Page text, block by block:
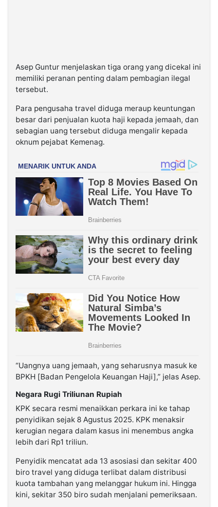
Asep Guntur menjelaskan tiga orang yang dicekal ini
memiliki peranan penting dalam pembagian ilegal
tersebut.
Para pengusaha travel diduga meraup keuntungan
besar dari penjualan kuota haji kepada jemaah, dan
sebagian uang tersebut diduga mengalir kepada
oknum pejabat Kemenag.
“Uangnya uang jemaah, yang seharusnya masuk ke
BPKH [Badan Pengelola Keuangan Haji],” jelas Asep.
Negara Rugi Triliunan Rupiah
KPK secara resmi menaikkan perkara ini ke tahap
penyidikan sejak 8 Agustus 2025. KPK menaksir
kerugian negara dalam kasus ini menembus angka
lebih dari Rp1 triliun.
Penyidik mencatat ada 13 asosiasi dan sekitar 400
biro travel yang diduga terlibat dalam distribusi
kuota tambahan yang melanggar hukum ini. Hingga
kini, sekitar 350 biro sudah menjalani pemeriksaan.